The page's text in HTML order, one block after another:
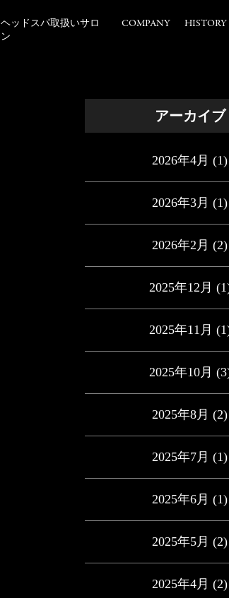
ヘッドスパ取扱いサロ
ン
COMPANY HISTORY
アーカイブ
2026年4月 (1)
2026年3月 (1)
2026年2月 (2)
2025年12月
2025年11月
2025年10月
2025年8月 (2)
2025年7月 (1)
2025年6月 (1)
2025年5月 (2)
2025年4月 (2)